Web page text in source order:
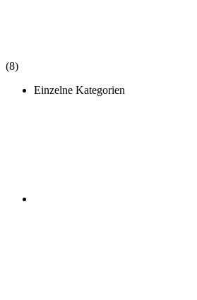
(8)
Einzelne Kategorien